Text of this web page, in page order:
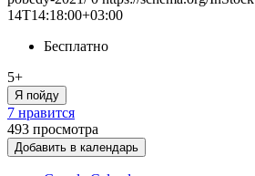
14T14:18:00+03:00
Бесплатно
5+
Я пойду
7 нравится
493 просмотра
Добавить в календарь